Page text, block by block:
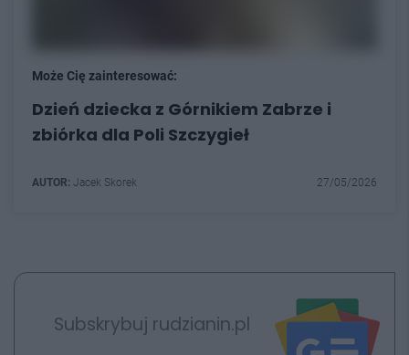
Może Cię zainteresować:
Dzień dziecka z Górnikiem Zabrze i
zbiórka dla Poli Szczygieł
AUTOR: Jacek Skorek 27/05/2026
Subskrybuj rudzianin.pl